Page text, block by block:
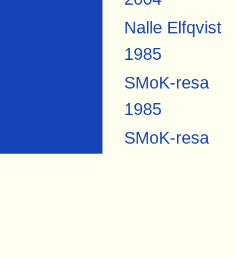
Nalle Elfqvist
1985
SMoK-resa
1985
SMoK-resa